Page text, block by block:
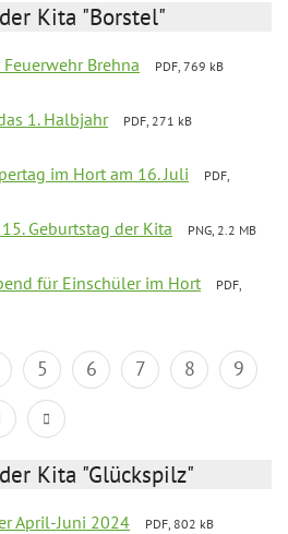
Kita "Borstel"
Brehna
PDF, 769 kB
1. Halbjahr
PDF, 271 kB
im Hort am 16. Juli
PDF,
Geburtstag der Kita
PNG, 2.2 MB
für Einschüler im Hort
PDF,
5 6 7 8
9
Kita "Glückspilz"
April-Juni 2024
PDF, 802 kB